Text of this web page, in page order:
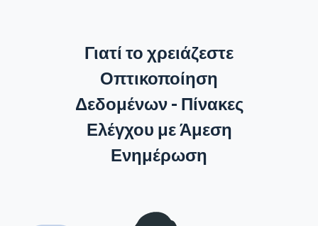
Γιατί το χρειάζεστε
Οπτικοποίηση
Δεδομένων - Πίνακες
Ελέγχου με Άμεση
Ενημέρωση